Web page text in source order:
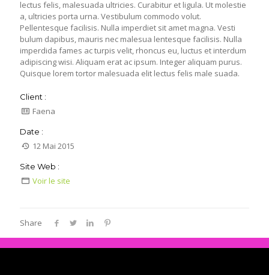
lectus felis, malesuada ultricies. Curabitur et ligula. Ut molestie
a, ultricies porta urna. Vestibulum commodo volut.
Pellentesque facilisis. Nulla imperdiet sit amet magna. Vesti
bulum dapibus, mauris nec malesua lentesque facilisis. Nulla
imperdida fames ac turpis velit, rhoncus eu, luctus et interdum
adipiscing wisi. Aliquam erat ac ipsum. Integer aliquam purus.
Quisque lorem tortor malesuada elit lectus felis male suada.
Client :
Faena
Date :
12 Mai 2015
Site Web :
Voir le site
Share